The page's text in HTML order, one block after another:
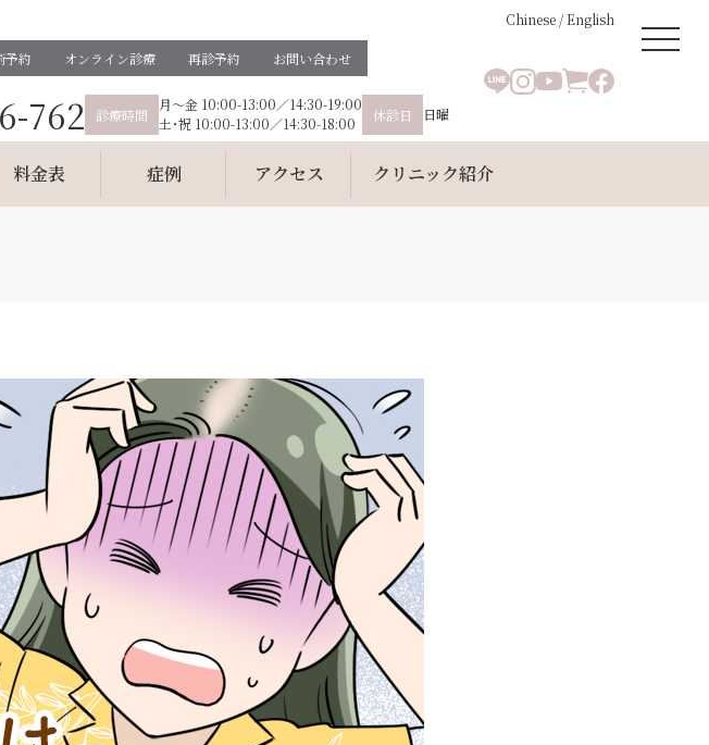
唇・顎）
ニキビ
ほくろ・イボ
あざ
わきが・多汗症
シュア）
ラセルZi)
M22
ッチYAG
ケミカルピーリング
イオン導入
乳歯髄(乳歯歯髄幹細胞培
養上清液)
脂肪冷却ダイエット(クール
カウンセリング・施術予約
月～金 10:00-13:00／14:30-19:00
オンラインショッ
学会・論文、メディア掲載情報
予約 オンライン診療 再診予約 お問い合わせ
762 診療時間
月～金 10:00-13:00／14:30-19:00
土･祝 10:00-13:00／14:30-18:00
休診日 日曜
Chinese /English
料金表 症例 アクセス クリニック紹介